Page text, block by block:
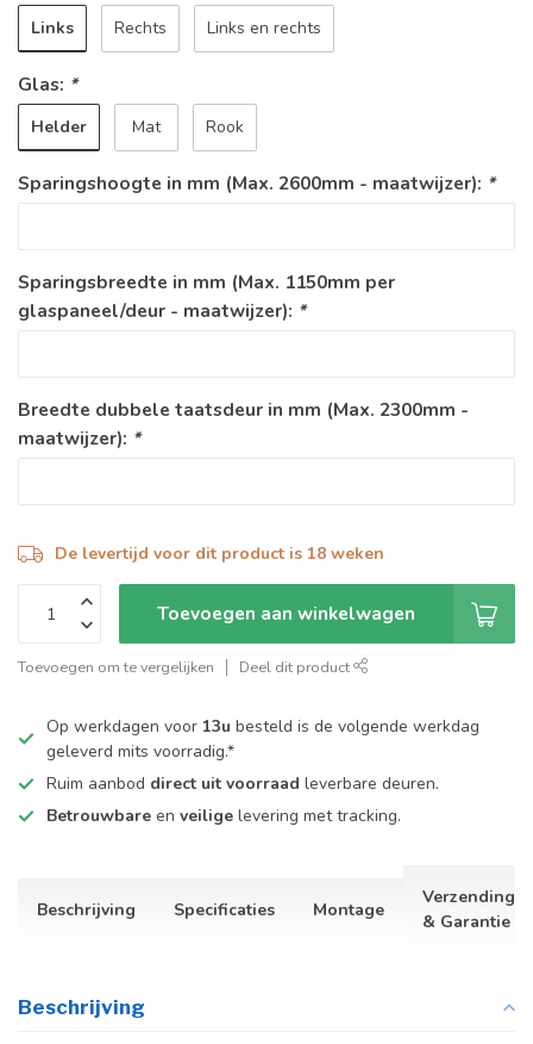
Links Rechts Links en rechts
Glas: *
Helder Mat Rook
Sparingshoogte in mm (Max. 2600mm - maatwijzer): *
Sparingsbreedte in mm (Max. 1150mm per
glaspaneel/deur - maatwijzer): *
Breedte dubbele taatsdeur in mm (Max. 2300mm -
maatwijzer): *
De levertijd voor dit product is 18 weken
Toevoegen aan winkelwagen
Toevoegen om te vergelijken Deel dit product
Op werkdagen voor 13u besteld is de volgende werkdag
geleverd mits voorradig.*
Ruim aanbod direct uit voorraad leverbare deuren.
Betrouwbare en veilige levering met tracking.
Beschrijving Specificaties Montage
Verzending
& Garantie
Beschrijving